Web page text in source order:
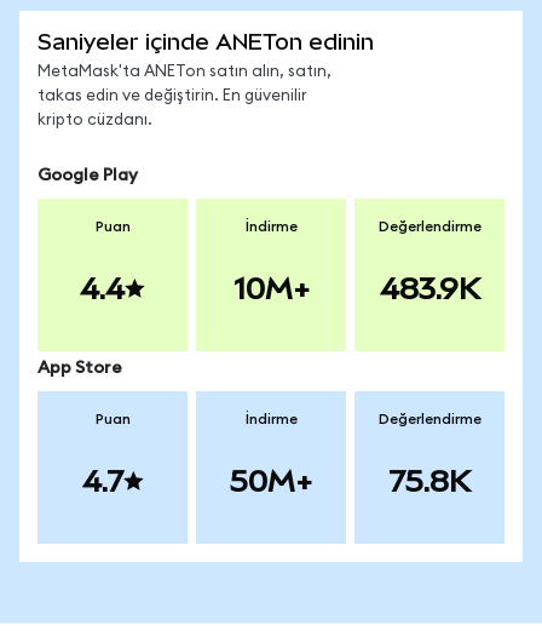
Saniyeler içinde ANETon edinin
MetaMask'ta ANETon satın alın, satın,
takas edin ve değiştirin. En güvenilir
kripto cüzdanı.
Google Play
Puan
4.4
İndirme
10M+
Değerlendirme
483.9K
App Store
Puan
4.7
İndirme
50M+
Değerlendirme
75.8K